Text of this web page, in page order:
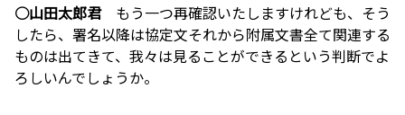
○山田太郎君もう一つ再確認いたしますけれども、そう
したら、署名以降は協定文それから附属文書全て関連する
ものは出てきて、我々は見ることができるという判断でよ
ろしいんでしょうか。